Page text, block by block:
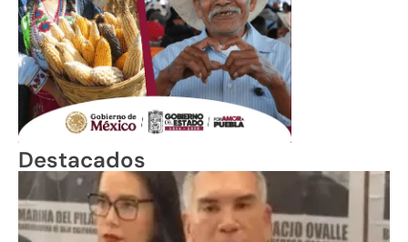
Destacados